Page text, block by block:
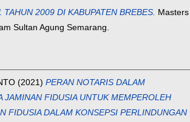
2009 DI KABUPATEN BREBES. Masters
Sultan Agung Semarang.
(2021) PERAN NOTARIS DALAM
JAMINAN FIDUSIA UNTUK MEMPEROLEH
FIDUSIA DALAM KONSEPSI PERLINDUNGAN